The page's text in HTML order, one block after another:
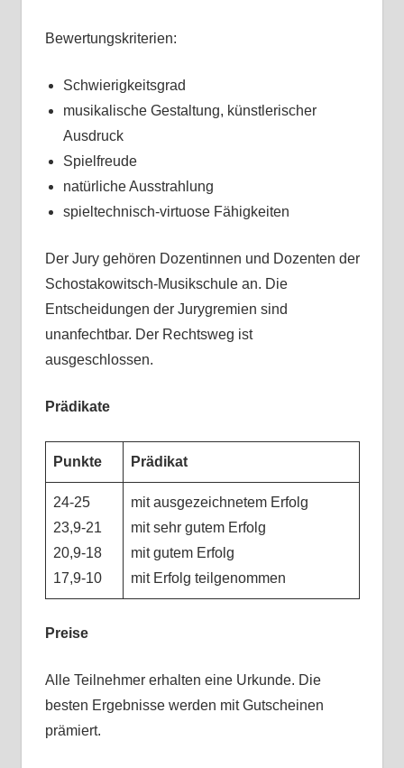
Bewertungskriterien:
Schwierigkeitsgrad
musikalische Gestaltung, künstlerischer
Ausdruck
Spielfreude
natürliche Ausstrahlung
spieltechnisch-virtuose Fähigkeiten
Der Jury gehören Dozentinnen und Dozenten der
Schostakowitsch-Musikschule an. Die
Entscheidungen der Jurygremien sind
unanfechtbar. Der Rechtsweg ist
ausgeschlossen.
Prädikate
Punkte Prädikat
24-25
23,9-21
20,9-18
17,9-10
mit ausgezeichnetem Erfolg
mit sehr gutem Erfolg
mit gutem Erfolg
mit Erfolg teilgenommen
Preise
Alle Teilnehmer erhalten eine Urkunde. Die
besten Ergebnisse werden mit Gutscheinen
prämiert.